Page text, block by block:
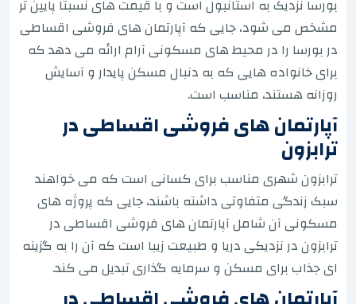
بورسا نزدیک به استانبول است و با قیمت های نسبتا پایین تر
مشخص می شود، جایی که آپارتمان های فروشی اقساطی
در بورسا را در محیط های مسکونی آرام ارائه می دهد که
برای خانواده هایی که به دنبال مسکن پایدار و آسایش
روزانه هستند، مناسب است.
آپارتمان های فروشی اقساطی در
ترابزون
ترابزون شهری مناسب برای کسانی است که می خواهند
سبک زندگی متفاوتی داشته باشند، جایی که پروژه های
مسکونی آن شامل آپارتمان های فروشی اقساطی در
ترابزون در نزدیکی دریا و طبیعت زیبا است که آن را به گزینه
ای جذاب برای مسکن و سرمایه گذاری تبدیل می کند.